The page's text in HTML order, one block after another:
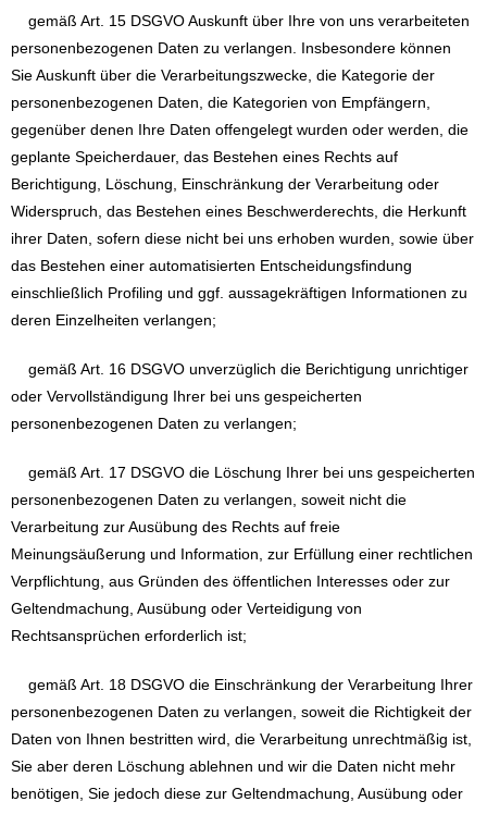
gemäß Art. 15 DSGVO Auskunft über Ihre von uns verarbeiteten
personenbezogenen Daten zu verlangen. Insbesondere können
Sie Auskunft über die Verarbeitungszwecke, die Kategorie der
personenbezogenen Daten, die Kategorien von Empfängern,
gegenüber denen Ihre Daten offengelegt wurden oder werden, die
geplante Speicherdauer, das Bestehen eines Rechts auf
Berichtigung, Löschung, Einschränkung der Verarbeitung oder
Widerspruch, das Bestehen eines Beschwerderechts, die Herkunft
ihrer Daten, sofern diese nicht bei uns erhoben wurden, sowie über
das Bestehen einer automatisierten Entscheidungsfindung
einschließlich Profiling und ggf. aussagekräftigen Informationen zu
deren Einzelheiten verlangen;
gemäß Art. 16 DSGVO unverzüglich die Berichtigung unrichtiger
oder Vervollständigung Ihrer bei uns gespeicherten
personenbezogenen Daten zu verlangen;
gemäß Art. 17 DSGVO die Löschung Ihrer bei uns gespeicherten
personenbezogenen Daten zu verlangen, soweit nicht die
Verarbeitung zur Ausübung des Rechts auf freie
Meinungsäußerung und Information, zur Erfüllung einer rechtlichen
Verpflichtung, aus Gründen des öffentlichen Interesses oder zur
Geltendmachung, Ausübung oder Verteidigung von
Rechtsansprüchen erforderlich ist;
gemäß Art. 18 DSGVO die Einschränkung der Verarbeitung Ihrer
personenbezogenen Daten zu verlangen, soweit die Richtigkeit der
Daten von Ihnen bestritten wird, die Verarbeitung unrechtmäßig ist,
Sie aber deren Löschung ablehnen und wir die Daten nicht mehr
benötigen, Sie jedoch diese zur Geltendmachung, Ausübung oder